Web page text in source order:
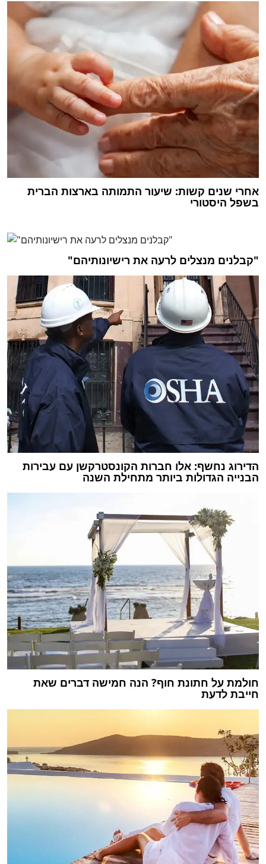
אחרי שנים קשות: שיעור התמותה בארצות הברית
בשפל היסטורי
"קבלנים מנצלים לרעה את רישיונותיהם"
הדירוג נחשף: אלו חברות הקונסטרקשן עם עבירות
הבנייה הגדולות ביותר מתחילת השנה
חולמת על חתונת חוף? הנה חמישה דברים שאת
חייבת לדעת